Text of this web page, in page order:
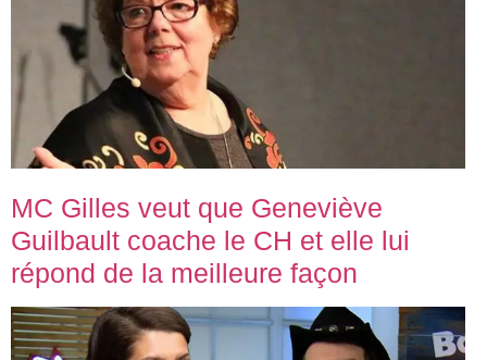
MC Gilles veut que Geneviève
Guilbault coache le CH et elle lui
répond de la meilleure façon